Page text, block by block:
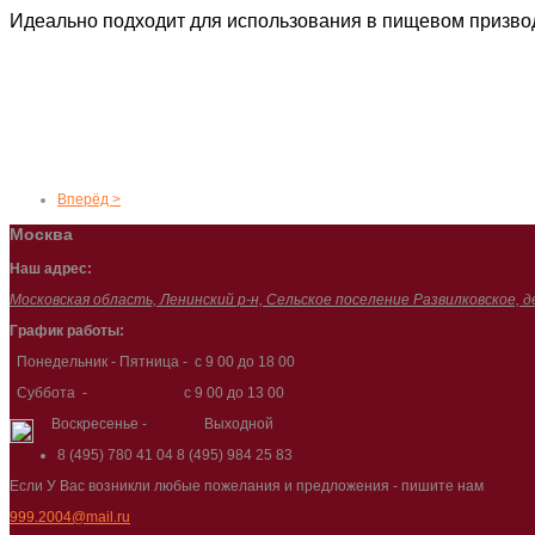
Идеально подходит для использования в пищевом
Вперёд >
Москва
Наш адрес:
Московская область, Ленинский р-н, Сельское поселение Развилковское,
График работы:
Понедельник - Пятница - с 9 00 до 18 00
Суббота - с 9 00 до 13 00
Воскресенье - Выходной
8 (495) 780 41 04 8 (495) 984 25 83
Если У Вас возникли любые пожелания и предложения - пишите нам
999.2004@mail.ru